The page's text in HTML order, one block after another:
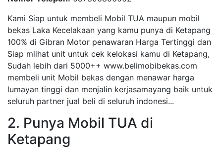
Kami Siap untuk membeli Mobil TUA maupun mobil
bekas Laka Kecelakaan yang kamu punya di Ketapang
100% di Gibran Motor penawaran Harga Tertinggi dan
Siap mlihat unit untuk cek kelokasi kamu di Ketapang,
Sudah lebih dari 5000++ www.belimobibekas.com
membeli unit Mobil bekas dengan menawar harga
lumayan tinggi dan menjalin kerjasamayang baik untuk
seluruh partner jual beli di seluruh indonesi...
2. Punya Mobil TUA di
Ketapang